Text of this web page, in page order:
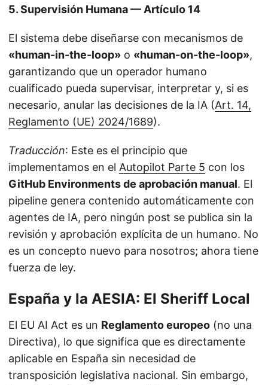
5. Supervisión Humana — Artículo 14
El sistema debe diseñarse con mecanismos de
«human-in-the-loop» o «human-on-the-loop»,
garantizando que un operador humano
cualificado pueda supervisar, interpretar y, si es
necesario, anular las decisiones de la IA (Art. 14,
Reglamento (UE) 2024/1689).
Traducción: Este es el principio que
implementamos en el Autopilot Parte 5 con los
GitHub Environments de aprobación manual. El
pipeline genera contenido automáticamente con
agentes de IA, pero ningún post se publica sin la
revisión y aprobación explícita de un humano. No
es un concepto nuevo para nosotros; ahora tiene
fuerza de ley.
España y la AESIA: El Sheriff Local
El EU AI Act es un Reglamento europeo (no una
Directiva), lo que significa que es directamente
aplicable en España sin necesidad de
transposición legislativa nacional. Sin embargo,